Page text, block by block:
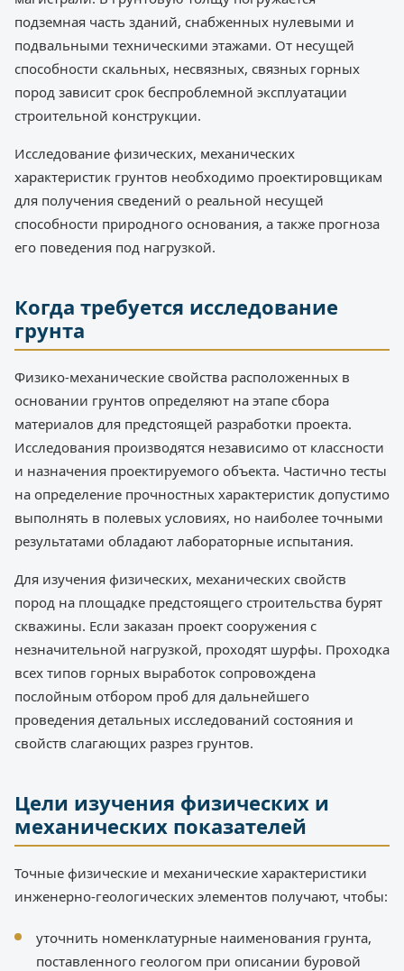
подземная часть зданий, снабженных нулевыми и
подвальными техническими этажами. От несущей
способности скальных, несвязных, связных горных
пород зависит срок беспроблемной эксплуатации
строительной конструкции.
Исследование физических, механических
характеристик грунтов необходимо проектировщикам
для получения сведений о реальной несущей
способности природного основания, а также прогноза
его поведения под нагрузкой.
Когда требуется исследование
грунта
Физико-механические свойства расположенных в
основании грунтов определяют на этапе сбора
материалов для предстоящей разработки проекта.
Исследования производятся независимо от классности
и назначения проектируемого объекта. Частично тесты
на определение прочностных характеристик допустимо
выполнять в полевых условиях, но наиболее точными
результатами обладают лабораторные испытания.
Для изучения физических, механических свойств
пород на площадке предстоящего строительства бурят
скважины. Если заказан проект сооружения с
незначительной нагрузкой, проходят шурфы. Проходка
всех типов горных выработок сопровождена
послойным отбором проб для дальнейшего
проведения детальных исследований состояния и
свойств слагающих разрез грунтов.
Цели изучения физических и
механических показателей
Точные физические и механические характеристики
инженерно-геологических элементов получают, чтобы:
уточнить номенклатурные наименования грунта,
поставленного геологом при описании буровой